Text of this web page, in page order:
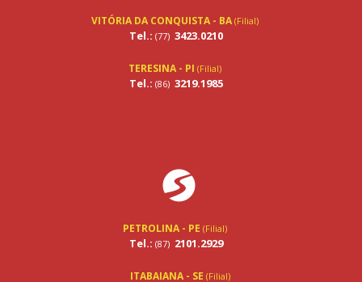
VITÓRIA DA CONQUISTA - BA (Filial)
Tel.: (77) 3423.0210
TERESINA - PI (Filial)
Tel.: (86) 3219.1985
PETROLINA - PE (Filial)
Tel.: (87) 2101.2929
ITABAIANA - SE (Filial)